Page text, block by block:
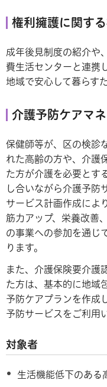
権利擁護に関す
成年後見制度の紹介や
費生活センターと連携
地域で安心して暮らす
介護予防ケアマ
保健師等が、区の検診
れた高齢の方や、介護
た方が介護を必要とす
し合いながら介護予防
サービス計画作成によ
筋力アップ、栄養改善
の事業への参加を通じ
ります。
また、介護保険要介護
た方は、基本的に地域
予防ケアプランを作成
予防サービスをご利用
対象者
生活機能低下のある